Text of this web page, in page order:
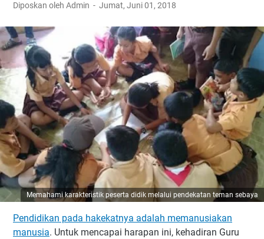
Diposkan oleh Admin Jumat, Juni 01, 2018
Memahami karakteristik peserta didik melalui pendekatan teman sebaya
Pendidikan pada hakekatnya adalah memanusiakan
manusia. Untuk mencapai harapan ini, kehadiran Guru